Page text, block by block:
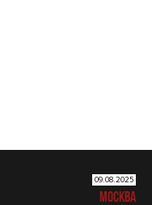
09.08.2025
МОСКВА